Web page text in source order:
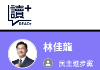
林佳龍
民主進步黨